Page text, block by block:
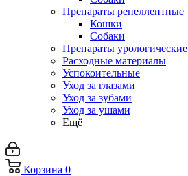
Препараты репеллентные
Кошки
Собаки
Препараты урологические
Расходные материалы
Успокоительные
Уход за глазами
Уход за зубами
Уход за ушами
Ещё
Корзина 0